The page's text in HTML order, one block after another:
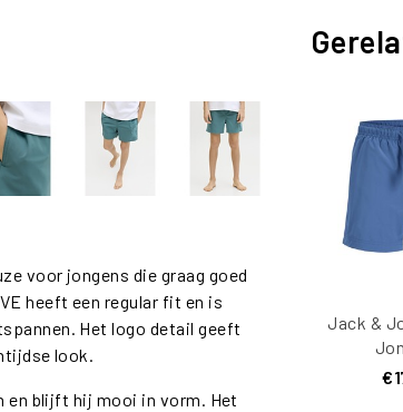
voor jongens die graag goed
heeft een regular fit en is
Het logo detail geeft
look.
en blijft hij mooi in vorm. Het
Jack &